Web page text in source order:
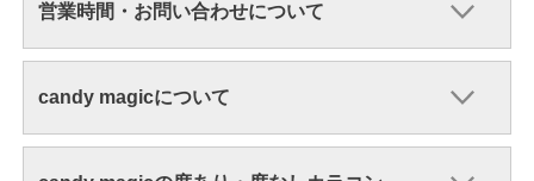
営業時間・お問い合わせについて
candy magicについて